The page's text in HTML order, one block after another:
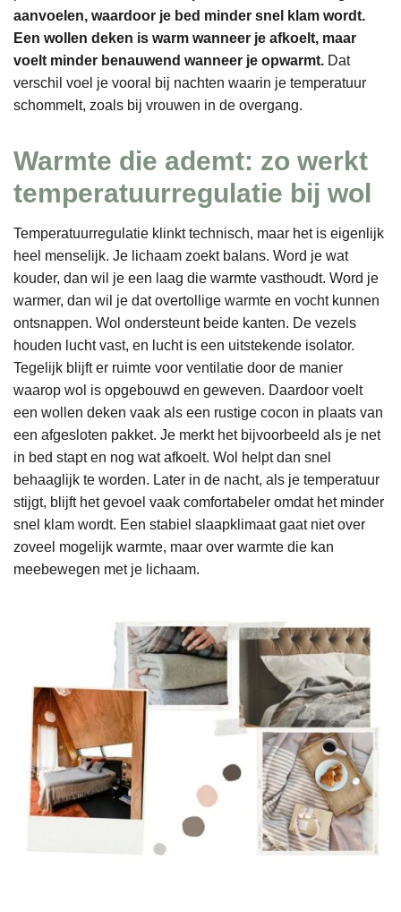
aanvoelen, waardoor je bed minder snel klam wordt.
Een wollen deken is warm wanneer je afkoelt, maar
voelt minder benauwend wanneer je opwarmt. Dat
verschil voel je vooral bij nachten waarin je temperatuur
schommelt, zoals bij vrouwen in de overgang.
Warmte die ademt: zo werkt
temperatuurregulatie bij wol
Temperatuurregulatie klinkt technisch, maar het is eigenlijk
heel menselijk. Je lichaam zoekt balans. Word je wat
kouder, dan wil je een laag die warmte vasthoudt. Word je
warmer, dan wil je dat overtollige warmte en vocht kunnen
ontsnappen. Wol ondersteunt beide kanten. De vezels
houden lucht vast, en lucht is een uitstekende isolator.
Tegelijk blijft er ruimte voor ventilatie door de manier
waarop wol is opgebouwd en geweven. Daardoor voelt
een wollen deken vaak als een rustige cocon in plaats van
een afgesloten pakket. Je merkt het bijvoorbeeld als je net
in bed stapt en nog wat afkoelt. Wol helpt dan snel
behaaglijk te worden. Later in de nacht, als je temperatuur
stijgt, blijft het gevoel vaak comfortabeler omdat het minder
snel klam wordt. Een stabiel slaapklimaat gaat niet over
zoveel mogelijk warmte, maar over warmte die kan
meebewegen met je lichaam.